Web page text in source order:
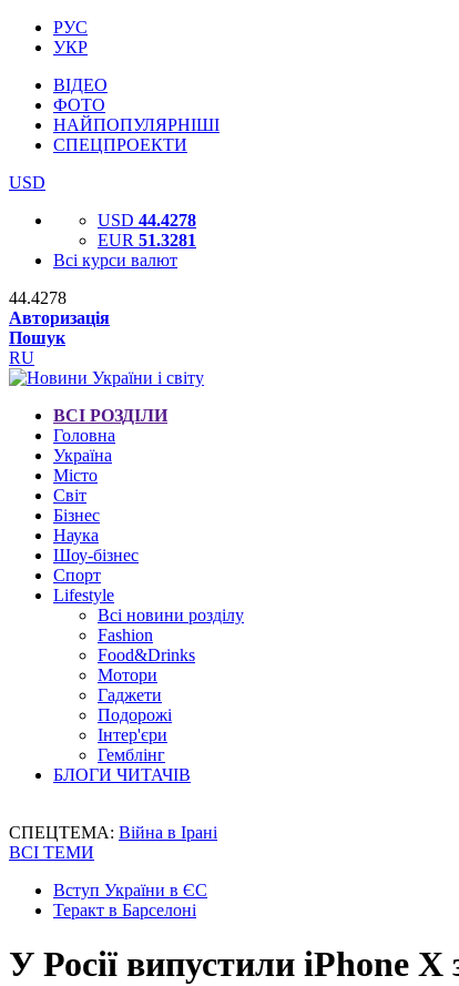
РУС
УКР
ВІДЕО
ФОТО
НАЙПОПУЛЯРНІШІ
СПЕЦПРОЕКТИ
USD
USD 44.4278
EUR 51.3281
Всі курси валют
44.4278
Авторизація
Пошук
RU
ВСІ РОЗДІЛИ
Головна
Україна
Місто
Світ
Бізнес
Наука
Шоу-бізнес
Спорт
Lifestyle
Всі новини розділу
Fashion
Food&Drinks
Мотори
Гаджети
Подорожі
Інтер'єри
Гемблінг
БЛОГИ ЧИТАЧІВ
СПЕЦТЕМА: Війна в Ірані
ВСІ ТЕМИ
Вступ України в ЄС
Теракт в Барселоні
У Росії випустили iPhone